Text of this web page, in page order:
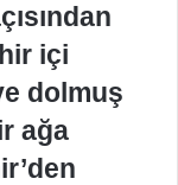
içi
dolmuş
ağa